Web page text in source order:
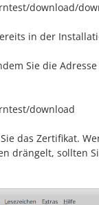
download/
in der
Sie die
download
das Zertifikat.
drängelt, sollten